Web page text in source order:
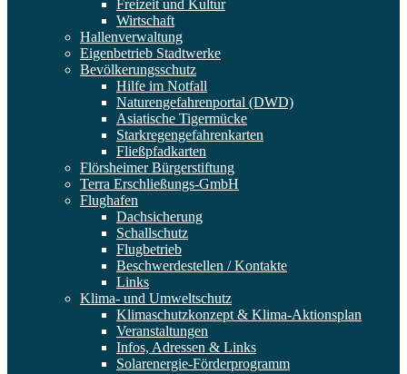
Freizeit und Kultur
Wirtschaft
Hallenverwaltung
Eigenbetrieb Stadtwerke
Bevölkerungsschutz
Hilfe im Notfall
Naturengefahrenportal (DWD)
Asiatische Tigermücke
Starkregengefahrenkarten
Fließpfadkarten
Flörsheimer Bürgerstiftung
Terra Erschließungs-GmbH
Flughafen
Dachsicherung
Schallschutz
Flugbetrieb
Beschwerdestellen / Kontakte
Links
Klima- und Umweltschutz
Klimaschutzkonzept & Klima-Aktionsplan
Veranstaltungen
Infos, Adressen & Links
Solarenergie-Förderprogramm